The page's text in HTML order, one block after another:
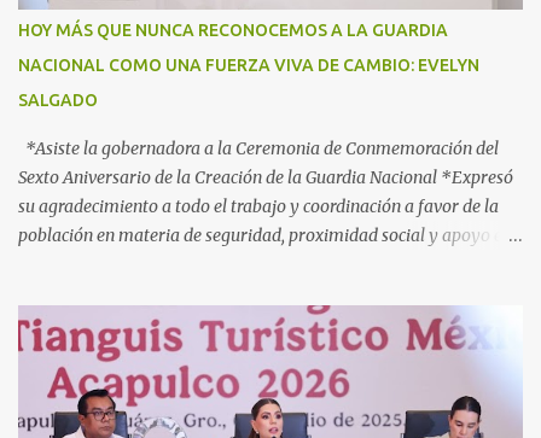
banderazo de Arranque Nacional del Operativo Especial de Verano
2025 Héroes Paisanos, que estará vigente hasta el próximo 3 de
agosto y en el que participan más de 40 dependencias de los
diferentes órdenes de gobierno, para brindar atención ...
HOY MÁS QUE NUNCA RECONOCEMOS A LA GUARDIA
NACIONAL COMO UNA FUERZA VIVA DE CAMBIO: EVELYN
SALGADO
*Asiste la gobernadora a la Ceremonia de Conmemoración del
Sexto Aniversario de la Creación de la Guardia Nacional *Expresó
su agradecimiento a todo el trabajo y coordinación a favor de la
población en materia de seguridad, proximidad social y apoyo en
como una fuerza viva de cambio, como una realidad con uniforme,
con botas, con manos, pero sobre todo, con mucho corazón en el
territorio. Son ustedes la transformación, que no queda en
promesas, la que se juega el cuerpo por hacer Patria”, expresó la